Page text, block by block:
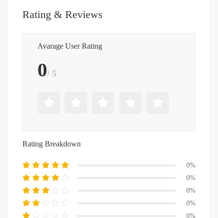
Rating & Reviews
Avarage User Rating
0/ 5
Rating Breakdown
0%
0%
0%
0%
0%